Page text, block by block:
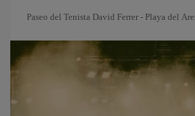
Paseo del Tenista David Ferrer - Playa del